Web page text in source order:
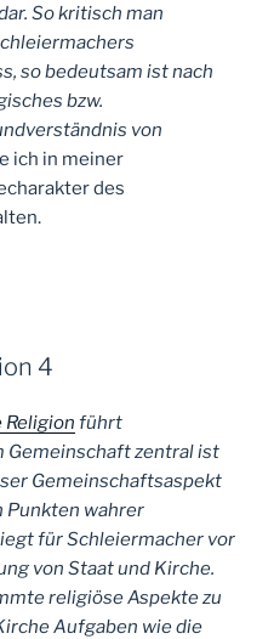
So kritisch man
so bedeutsam ist nach
bzw.
von
ich in meiner
des
4
Religion führt
Gemeinschaft zentral ist
Gemeinschaftsaspekt
Punkten wahrer
für Schleiermacher vor
von Staat und Kirche.
religiöse Aspekte zu
Aufgaben wie die